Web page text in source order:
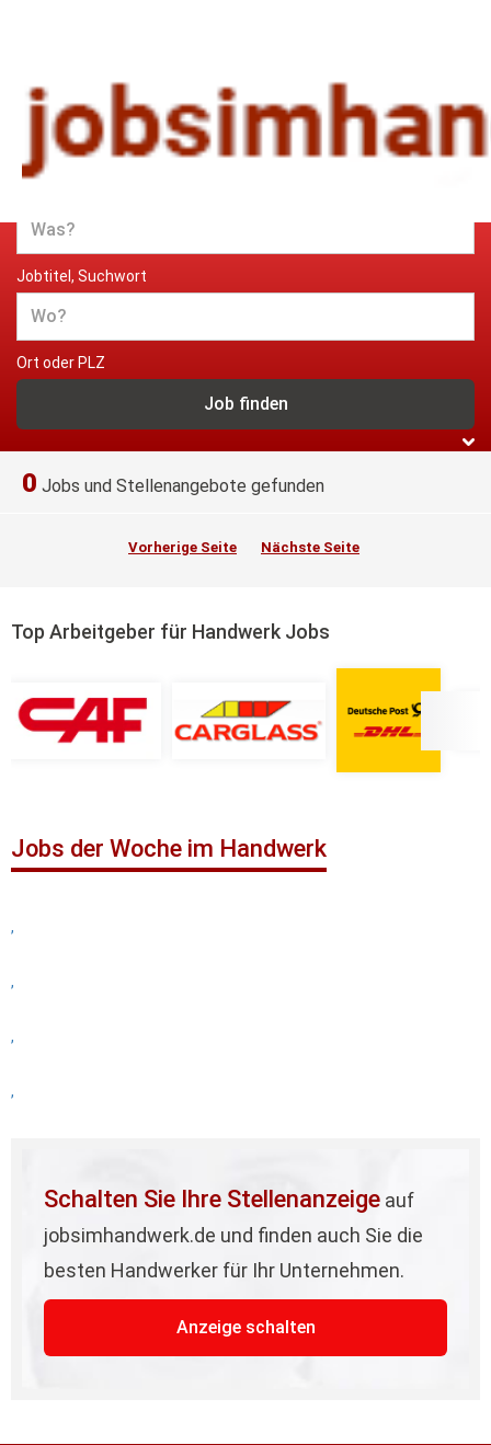
Jobs und Stellenangebote im
Handwerk
Jobtitel, Suchwort
Ort oder PLZ
0 Jobs und Stellenangebote gefunden
Vorherige Seite Nächste Seite
Top Arbeitgeber für Handwerk Jobs
Jobs der Woche im Handwerk
,
,
,
,
Schalten Sie Ihre Stellenanzeige auf
jobsimhandwerk.de und finden auch Sie die
besten Handwerker für Ihr Unternehmen.
Anzeige schalten